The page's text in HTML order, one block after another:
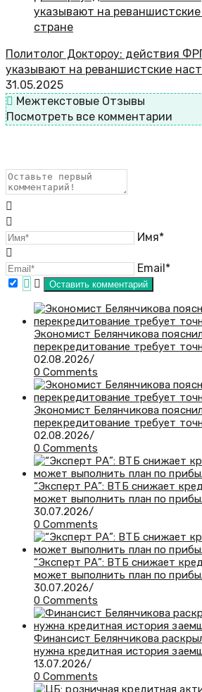
Политолог Доктороу: действия
указывают на реваншистские
31.05.2025
Межтекстовые Отзывы
Посмотреть все комментарии
Имя*
Email*
Экономист Белянчикова
перекредитование требует
02.08.2026/
0 Comments
Экономист Белянчикова
перекредитование требует
02.08.2026/
0 Comments
“Эксперт РА”: ВТБ снижает
может выполнить план по
30.07.2026/
0 Comments
“Эксперт РА”: ВТБ снижает
может выполнить план по
30.07.2026/
0 Comments
Финансист Белянчикова
нужна кредитная история
13.07.2026/
0 Comments